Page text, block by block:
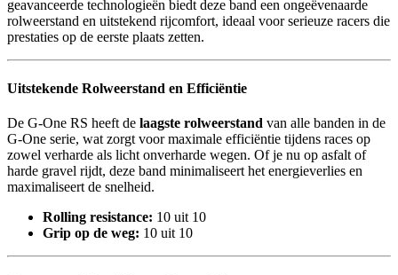
geavanceerde technologieën biedt deze band een ongeëvenaarde
rolweerstand en uitstekend rijcomfort, ideaal voor serieuze racers die
prestaties op de eerste plaats zetten.
Uitstekende Rolweerstand en Efficiëntie
De G-One RS heeft de laagste rolweerstand van alle banden in de
G-One serie, wat zorgt voor maximale efficiëntie tijdens races op
zowel verharde als licht onverharde wegen. Of je nu op asfalt of
harde gravel rijdt, deze band minimaliseert het energieverlies en
maximaliseert de snelheid.
Rolling resistance: 10 uit 10
Grip op de weg: 10 uit 10